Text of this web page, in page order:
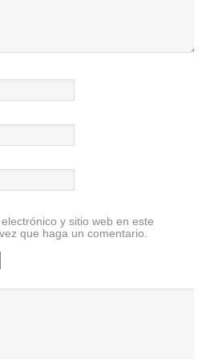
y sitio web en este
que haga un comentario.